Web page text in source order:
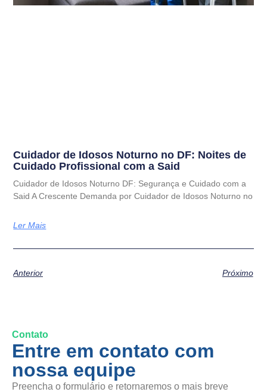
Cuidador de Idosos Noturno no DF: Noites de
Cuidado Profissional com a Said
Cuidador de Idosos Noturno DF: Segurança e Cuidado com a
Said A Crescente Demanda por Cuidador de Idosos Noturno no
Ler Mais
Anterior Próximo
Contato
Entre em contato com
nossa equipe
Preencha o formulário e retornaremos o mais breve